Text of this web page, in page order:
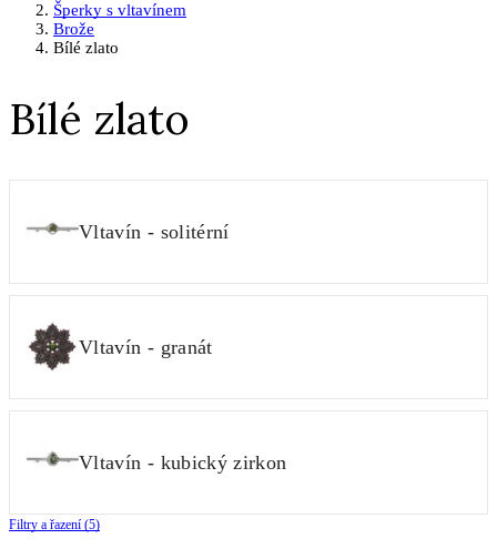
Šperky s vltavínem
Brože
Bílé zlato
Bílé zlato
Vltavín - solitérní
Vltavín - granát
Vltavín - kubický zirkon
Filtry a řazení (5)